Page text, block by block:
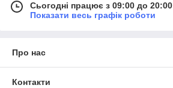
Сьогодні працює з 09:00 до 20:00
Показати весь графік роботи
Про нас
Контакти